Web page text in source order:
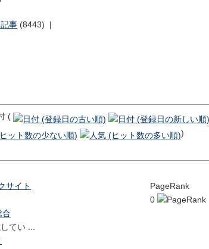
事 (8443) |
(
)
PageRank
0
合
てい ...